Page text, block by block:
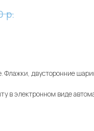
р.
Флажки, двусторонние
в электронном виде